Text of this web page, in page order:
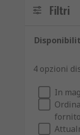
Filtri
4 opzioni
In